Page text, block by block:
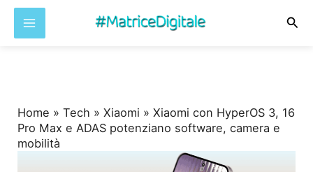
Home »Tech »Xiaomi »Xiaomi con HyperOS 3, 16
Pro Max e ADAS potenziano software, camera e
mobilità